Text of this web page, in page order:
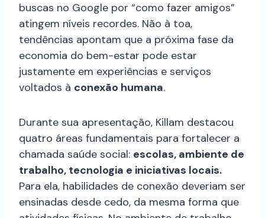
buscas no Google por “como fazer amigos”
atingem níveis recordes. Não à toa,
tendências apontam que a próxima fase da
economia do bem-estar pode estar
justamente em experiências e serviços
voltados à conexão humana.
Durante sua apresentação, Killam destacou
quatro áreas fundamentais para fortalecer a
chamada saúde social: escolas, ambiente de
trabalho, tecnologia e iniciativas locais.
Para ela, habilidades de conexão deveriam ser
ensinadas desde cedo, da mesma forma que